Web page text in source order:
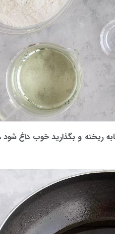
ریخته و بگذارید خوب داغ شود